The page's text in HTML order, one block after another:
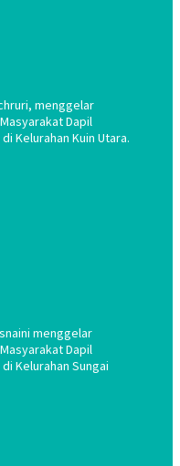
menggelar
Dapil
Kelurahan Kuin Utara.
menggelar
Dapil
Kelurahan Sungai